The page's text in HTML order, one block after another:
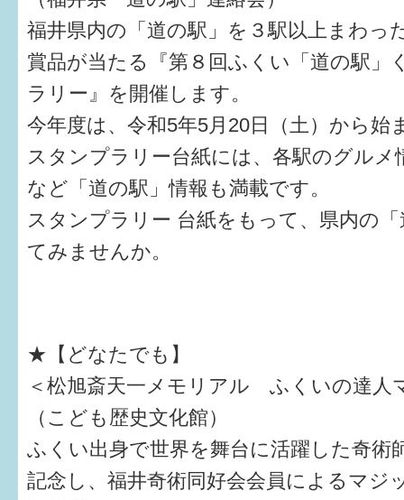
福井県内の「道の駅」を３駅以上まわっ
賞品が当たる『第８回ふくい「道の駅」
ラリー』を開催します。
今年度は、令和5年5月20日（土）から始
スタンプラリー台紙には、各駅のグルメ
など「道の駅」情報も満載です。
スタンプラリー 台紙をもって、県内の
てみませんか。
★【どなたでも】
＜松旭斎天一メモリアル ふくいの達人
（こども歴史文化館）
ふくい出身で世界を舞台に活躍した奇術
記念し、福井奇術同好会会員によるマジ